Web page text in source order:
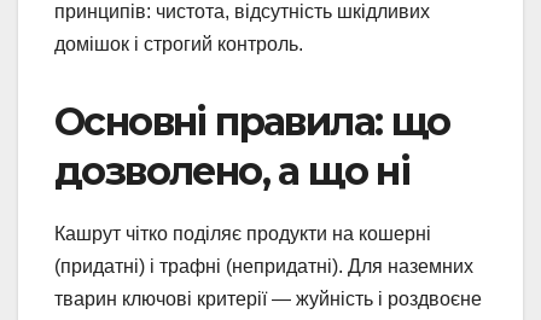
принципів: чистота, відсутність шкідливих
домішок і строгий контроль.
Основні правила: що
дозволено, а що ні
Кашрут чітко поділяє продукти на кошерні
(придатні) і трафні (непридатні). Для наземних
тварин ключові критерії — жуйність і роздвоєне